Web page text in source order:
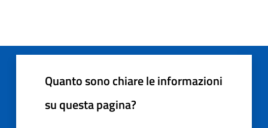
Quanto sono chiare le informazioni
su questa pagina?